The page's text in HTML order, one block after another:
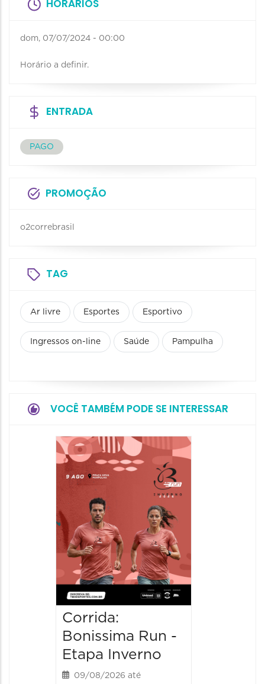
HORÁRIOS
dom, 07/07/2024 - 00:00
Horário a definir.
ENTRADA
PAGO
PROMOÇÃO
o2correbrasil
TAG
Ar livre Esportes Esportivo
Ingressos on-line Saúde Pampulha
VOCÊ TAMBÉM PODE SE INTERESSAR
Corrida:
Bonissima Run -
Etapa Inverno
09/08/2026 até